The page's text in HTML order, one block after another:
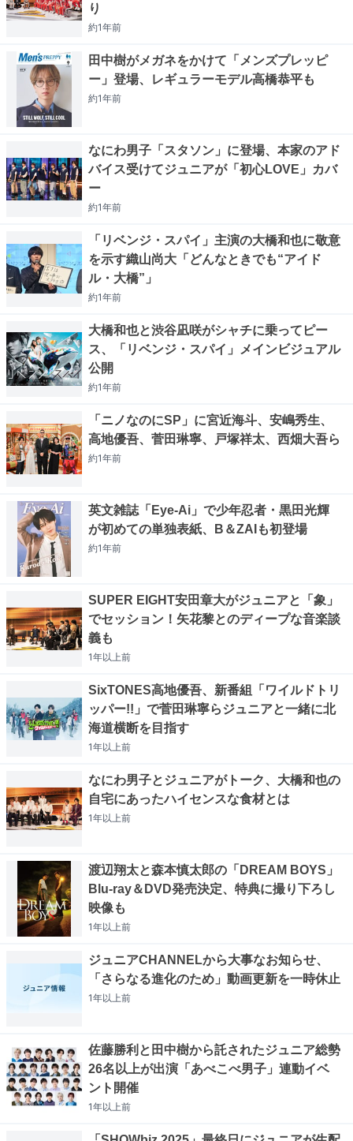
り
約1年前
田中樹がメガネをかけて「メンズプレッピ
ー」登場、レギュラーモデル高橋恭平も
約1年前
なにわ男子「スタソン」に登場、本家のアド
バイス受けてジュニアが「初心LOVE」カバ
ー
約1年前
「リベンジ・スパイ」主演の大橋和也に敬意
を示す織山尚大「どんなときでも“アイド
ル・大橋”」
約1年前
大橋和也と渋谷凪咲がシャチに乗ってピー
ス、「リベンジ・スパイ」メインビジュアル
公開
約1年前
「ニノなのにSP」に宮近海斗、安嶋秀生、
高地優吾、菅田琳寧、戸塚祥太、西畑大吾ら
約1年前
英文雑誌「Eye-Ai」で少年忍者・黒田光輝
が初めての単独表紙、B＆ZAIも初登場
約1年前
SUPER EIGHT安田章大がジュニアと「象」
でセッション！矢花黎とのディープな音楽談
義も
1年以上前
SixTONES高地優吾、新番組「ワイルドトリ
ッパー!!」で菅田琳寧らジュニアと一緒に北
海道横断を目指す
1年以上前
なにわ男子とジュニアがトーク、大橋和也の
自宅にあったハイセンスな食材とは
1年以上前
渡辺翔太と森本慎太郎の「DREAM BOYS」
Blu-ray＆DVD発売決定、特典に撮り下ろし
映像も
1年以上前
ジュニアCHANNELから大事なお知らせ、
「さらなる進化のため」動画更新を一時休止
1年以上前
佐藤勝利と田中樹から託されたジュニア総勢
26名以上が出演「あべこべ男子」連動イベ
ント開催
1年以上前